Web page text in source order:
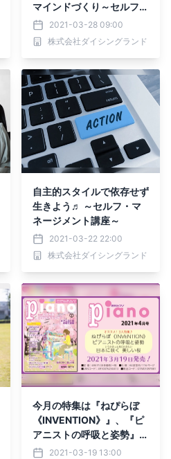
マインドづくり～セルフ・
マネージメント
2021-03-28 09:00
株式会社ダイシングランド
自主的スタイルで依存せず
生きよう♬ ～セルフ・マ
ネージメント講座～
2021-03-22 22:00
株式会社ダイシングランド
今月の特集は『ねぴらぼ
《INVENTION》』、『ピ
アニストの呼吸と姿勢』、
『日本に咲く 美しい桜』
2021-03-19 13:00